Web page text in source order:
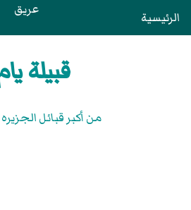
الرئيسية عريق
قبيلة
من أكبر قبائل